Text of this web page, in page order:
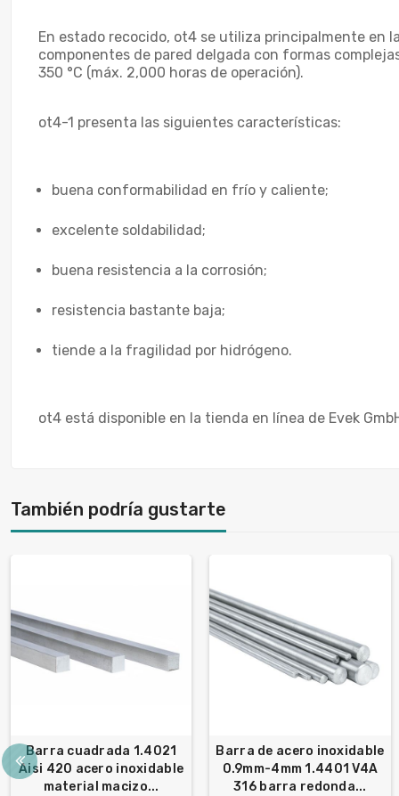
En estado recocido, ot4 se utiliza principalmente en
componentes de pared delgada con formas
350 °C (máx. 2,000 horas de operación).
ot4-1 presenta las siguientes características:
buena conformabilidad en frío y caliente;
excelente soldabilidad;
buena resistencia a la corrosión;
resistencia bastante baja;
tiende a la fragilidad por hidrógeno.
ot4 está disponible en la tienda en línea de Evek
También podría gustarte
Barra cuadrada 1.4021
Aisi 420 acero inoxidable
material macizo...
Barra de acero inoxidable
0.9mm-4mm 1.4401 V4A
316 barra redonda...